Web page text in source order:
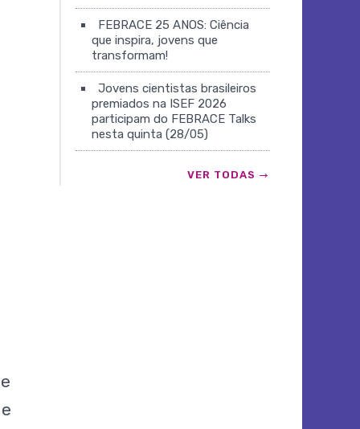
FEBRACE 25 ANOS: Ciência
que inspira, jovens que
transformam!
Jovens cientistas brasileiros
premiados na ISEF 2026
participam do FEBRACE Talks
nesta quinta (28/05)
VER TODAS